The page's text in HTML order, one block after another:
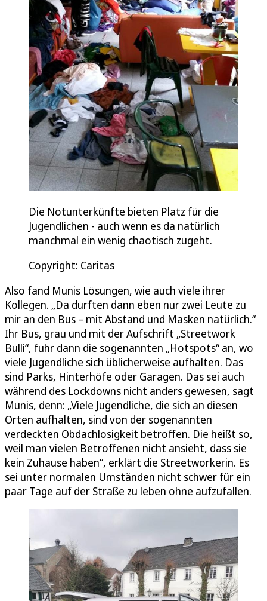
Die Notunterkünfte bieten Platz für die
Jugendlichen - auch wenn es da natürlich
manchmal ein wenig chaotisch zugeht.
Copyright: Caritas
Also fand Munis Lösungen, wie auch viele ihrer
Kollegen. „Da durften dann eben nur zwei Leute zu
mir an den Bus – mit Abstand und Masken natürlich.“
Ihr Bus, grau und mit der Aufschrift „Streetwork
Bulli“, fuhr dann die sogenannten „Hotspots“ an, wo
viele Jugendliche sich üblicherweise aufhalten. Das
sind Parks, Hinterhöfe oder Garagen. Das sei auch
während des Lockdowns nicht anders gewesen, sagt
Munis, denn: „Viele Jugendliche, die sich an diesen
Orten aufhalten, sind von der sogenannten
verdeckten Obdachlosigkeit betroffen. Die heißt so,
weil man vielen Betroffenen nicht ansieht, dass sie
kein Zuhause haben“, erklärt die Streetworkerin. Es
sei unter normalen Umständen nicht schwer für ein
paar Tage auf der Straße zu leben ohne aufzufallen.